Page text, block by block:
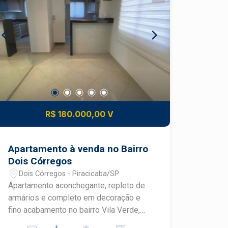
Proprietário aceita financiamento.
Agende sua visita!
R$ 180.000,00 V
Apartamento à venda no Bairro
Dois Córregos
Dois Córregos - Piracicaba/SP
Apartamento aconchegante, repleto de
armários e completo em decoração e
fino acabamento no bairro Vila Verde,